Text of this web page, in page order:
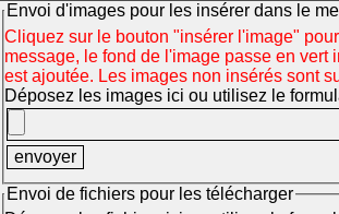
Envoi d'images pour les insérer dans le
Cliquez sur le bouton "insérer l'image"
message, le fond de l'image passe en vert
est ajoutée. Les images non insérés sont
Déposez les images ici ou utilisez le
Envoi de fichiers pour les télécharger